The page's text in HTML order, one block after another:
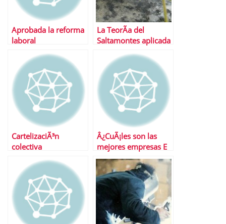
Aprobada la reforma
laboral
La TeorÃ­a del
Saltamontes aplicada
CartelizaciÃ³n
colectiva
Â¿CuÃ¡les son las
mejores empresas E